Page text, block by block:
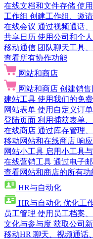
在线文档和文件存储 使
工作组 创建工作组、邀
在线会议 通过视频通话
共享日历 使用公司和个
移动通信 团队聊天工具
查看所有协作功能
网站和商店
网站和商店 创建销
建站工具 使用我们的免
网站表单 使用自定义订
登陆页面 利用捕获表单
在线商店 通过库存管理
移动网站和在线商店 响
网站小工具 启用小工具
在线营销工具 通过电子
查看网站和商店的所有功
HR与自动化
HR与自动化 优化工
员工管理 使用员工档案
文化与参与度 获取公司
移动HR 聊天、视频通话